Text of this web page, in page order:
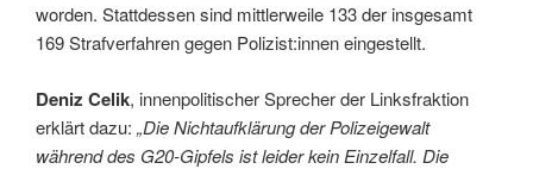
worden. Stattdessen sind mittlerweile 133 der insgesamt
169 Strafverfahren gegen Polizist:innen eingestellt.
Deniz Celik, innenpolitischer Sprecher der Linksfraktion
erklärt dazu: „Die Nichtaufklärung der Polizeigewalt
während des G20-Gipfels ist leider kein Einzelfall. Die